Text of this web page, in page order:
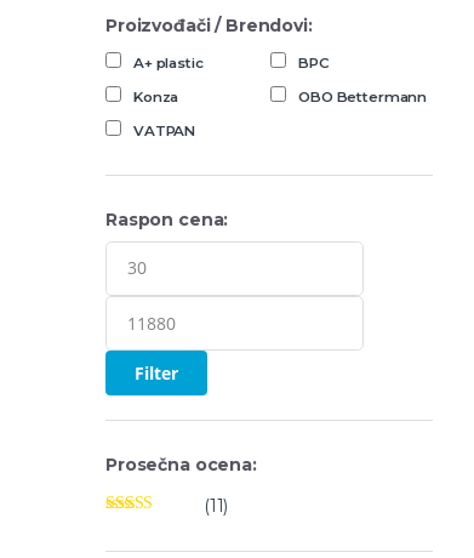
Proizvođači / Brendovi:
A+ plastic
BPC
Konza
OBO Bettermann
VATPAN
Raspon cena:
Filter
Prosečna ocena:
(11)